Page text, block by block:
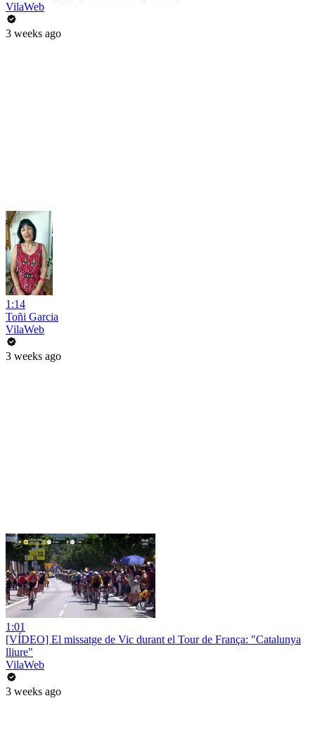
VilaWeb
3 weeks ago
1:14
Toñi Garcia
VilaWeb
3 weeks ago
1:01
[VÍDEO] El missatge de Vic durant el Tour de França: "Catalunya
lliure"
VilaWeb
3 weeks ago